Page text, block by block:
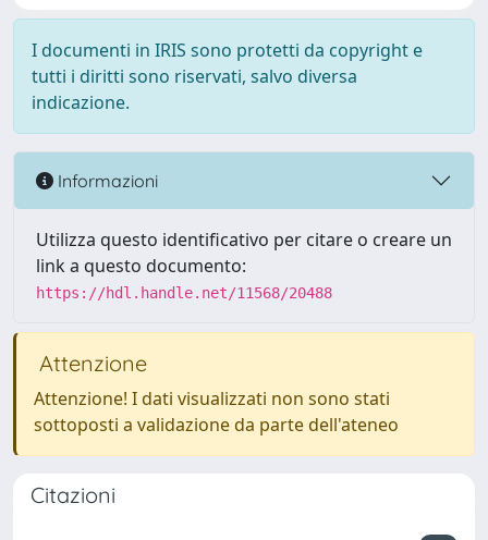
I documenti in IRIS sono protetti da copyright e
tutti i diritti sono riservati, salvo diversa
indicazione.
Informazioni
Utilizza questo identificativo per citare o creare un
link a questo documento:
https://hdl.handle.net/11568/20488
Attenzione
Attenzione! I dati visualizzati non sono stati
sottoposti a validazione da parte dell'ateneo
Citazioni